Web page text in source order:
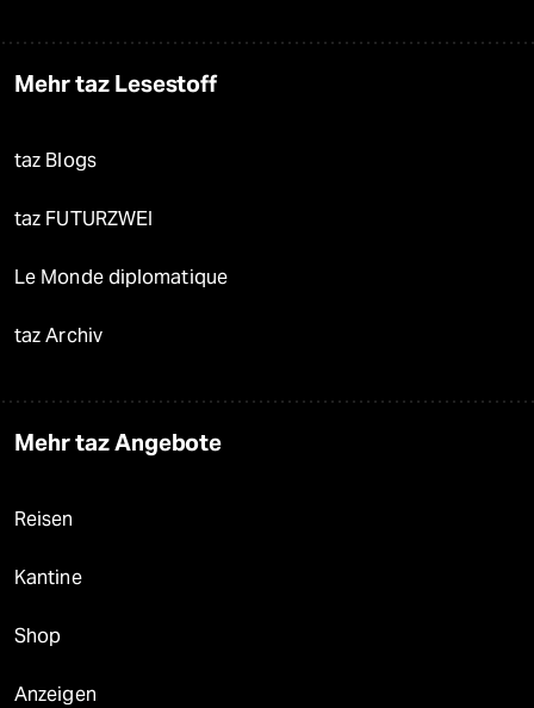
Mehr taz Lesestoff
taz Blogs
taz FUTURZWEI
Le Monde diplomatique
taz Archiv
Mehr taz Angebote
Reisen
Kantine
Shop
Anzeigen